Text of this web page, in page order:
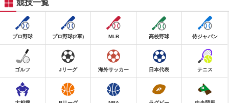
競技一覧
プロ野球 プロ野球(2軍) MLB 高校野球 侍ジャパン
ゴルフ Jリーグ 海外サッカー 日本代表 テニス